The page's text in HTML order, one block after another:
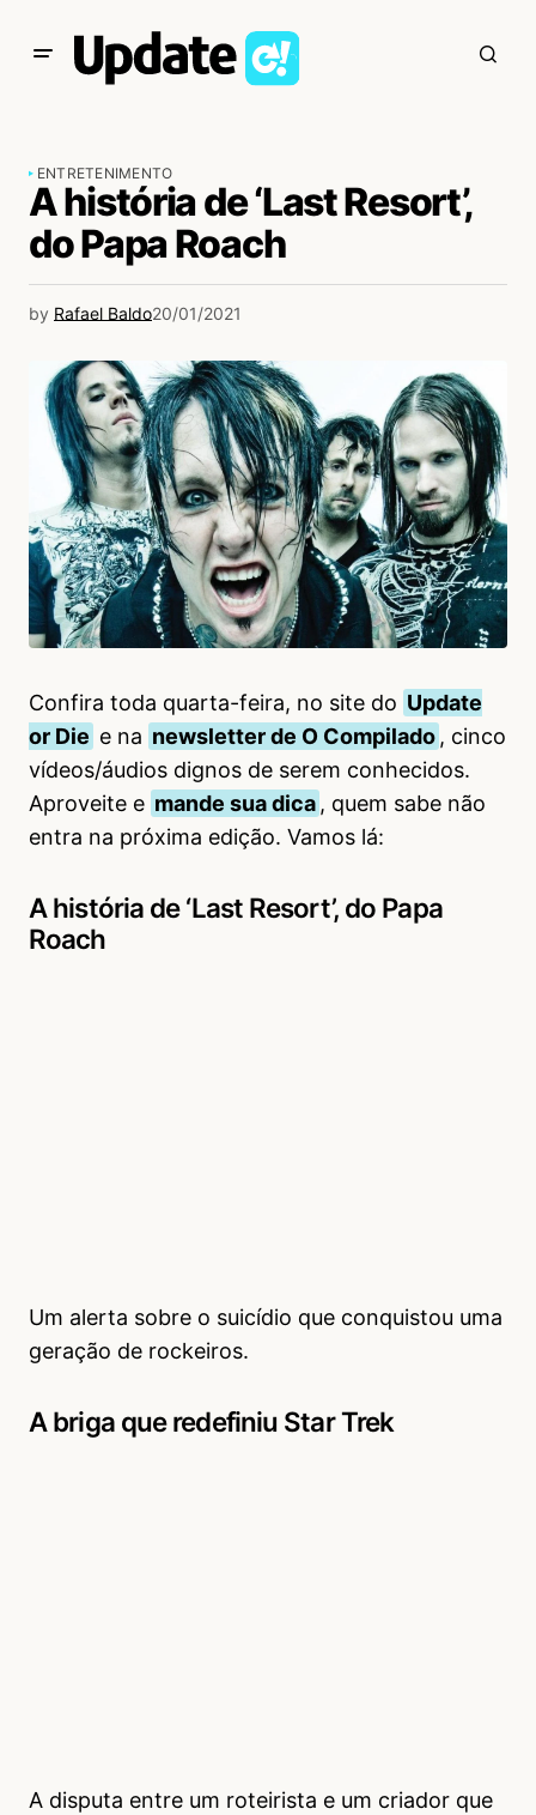
ENTRETENIMENTO
A história de ‘Last Resort’,
do Papa Roach
by Rafael Baldo20/01/2021
Confira toda quarta-feira, no site do Update
or Die e na newsletter de O Compilado, cinco
vídeos/áudios dignos de serem conhecidos.
Aproveite e mande sua dica, quem sabe não
entra na próxima edição. Vamos lá:
A história de ‘Last Resort’, do Papa
Roach
Um alerta sobre o suicídio que conquistou uma
geração de rockeiros.
A briga que redefiniu Star Trek
A disputa entre um roteirista e um criador que